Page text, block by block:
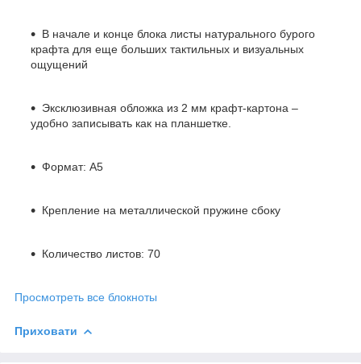
В начале и конце блока листы натурального бурого
крафта для еще больших тактильных и визуальных
ощущений
Эксклюзивная обложка из 2 мм крафт-картона –
удобно записывать как на планшетке.
Формат: А5
Крепление на металлической пружине сбоку
Количество листов: 70
Просмотреть все блокноты
Приховати